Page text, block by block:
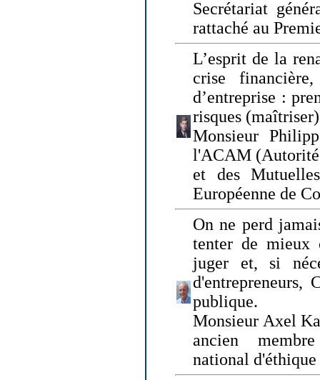
Secrétariat
rattaché au
L’esprit de la
crise
d’entreprise :
risques
Monsieur
l'ACAM (Autorité
et des
Européenne de
On ne perd
tenter de mieux
juger et, si
d'entrepreneurs,
publique.
Monsieur Axel
ancien
national d'éthique